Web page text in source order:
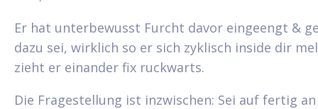
Er hat unterbewusst Furcht davor eingeengt &
dazu sei, wirklich so er sich zyklisch inside dir
zieht er einander fix ruckwarts.
Die Fragestellung ist inzwischen: Sei auf fertig